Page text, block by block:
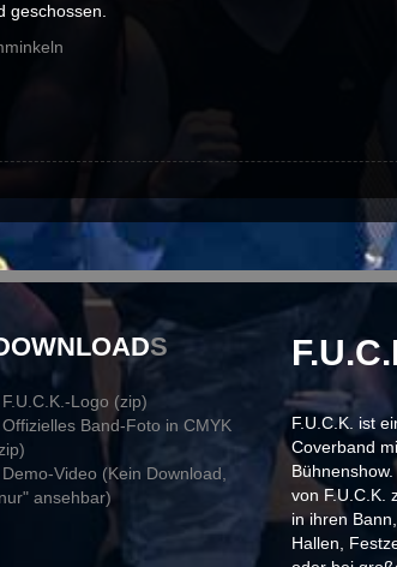
geschossen.
S
Logo (zip)
Band-Foto in CMYK
Video (Kein Download,
ansehbar)
F.U.C.K. ist
Coverband
von F.U.C.K.
in ihren
Hallen,